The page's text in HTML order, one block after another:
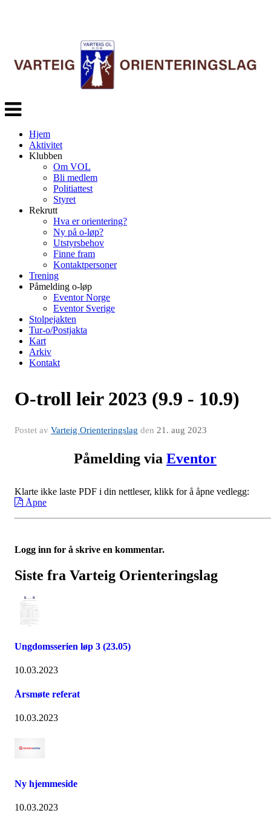
Veksle
navigasjon
Hjem
Aktivitet
Klubben
Om VOL
Bli medlem
Politiattest
Styret
Rekrutt
Hva er orientering?
Ny på o-løp?
Utstyrsbehov
Finne fram
Kontaktpersoner
Trening
Påmelding o-løp
Eventor Norge
Eventor Sverige
Stolpejakten
Tur-o/Postjakta
Kart
Arkiv
Kontakt
O-troll leir 2023 (9.9 - 10.9)
Postet av Varteig Orienteringslag den 21. aug 2023
Påmelding via Eventor
Klarte ikke laste PDF i din nettleser, klikk for å åpne vedlegg:
Åpne
Logg inn for å skrive en kommentar.
Siste fra Varteig Orienteringslag
Ungdomsserien løp 3 (23.05)
10.03.2023
Årsmøte referat
10.03.2023
Ny hjemmeside
10.03.2023